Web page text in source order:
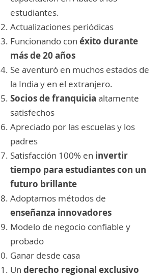
estudiantes.
Actualizaciones periódicas
Funcionando con éxito durante
más de 20 años
Se aventuró en muchos estados de
la India y en el extranjero.
Socios de franquicia altamente
satisfechos
Apreciado por las escuelas y los
padres
Satisfacción 100% en invertir
tiempo para estudiantes con un
futuro brillante
Adoptamos métodos de
enseñanza innovadores
Modelo de negocio confiable y
probado
Ganar desde casa
Un derecho regional exclusivo